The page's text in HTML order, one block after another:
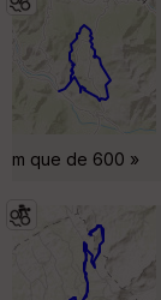
m que de 600 »